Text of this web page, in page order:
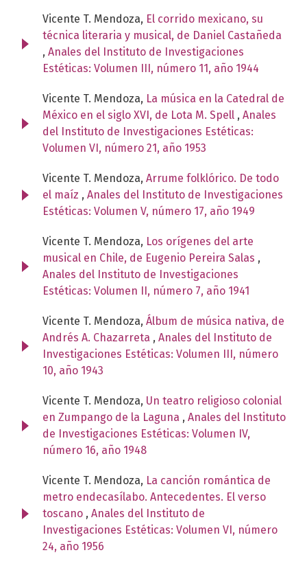
Vicente T. Mendoza, El corrido mexicano, su
técnica literaria y musical, de Daniel Castañeda
, Anales del Instituto de Investigaciones
Estéticas: Volumen III, número 11, año 1944
Vicente T. Mendoza, La música en la Catedral de
México en el siglo XVI, de Lota M. Spell , Anales
del Instituto de Investigaciones Estéticas:
Volumen VI, número 21, año 1953
Vicente T. Mendoza, Arrume folklórico. De todo
el maíz , Anales del Instituto de Investigaciones
Estéticas: Volumen V, número 17, año 1949
Vicente T. Mendoza, Los orígenes del arte
musical en Chile, de Eugenio Pereira Salas ,
Anales del Instituto de Investigaciones
Estéticas: Volumen II, número 7, año 1941
Vicente T. Mendoza, Álbum de música nativa, de
Andrés A. Chazarreta , Anales del Instituto de
Investigaciones Estéticas: Volumen III, número
10, año 1943
Vicente T. Mendoza, Un teatro religioso colonial
en Zumpango de la Laguna , Anales del Instituto
de Investigaciones Estéticas: Volumen IV,
número 16, año 1948
Vicente T. Mendoza, La canción romántica de
metro endecasílabo. Antecedentes. El verso
toscano , Anales del Instituto de
Investigaciones Estéticas: Volumen VI, número
24, año 1956